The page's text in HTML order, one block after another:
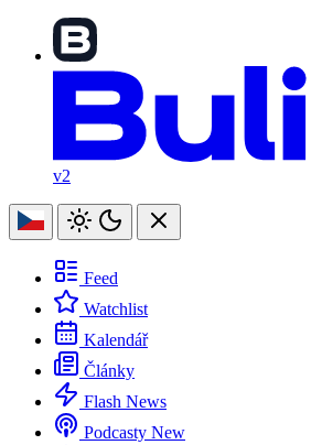
v2
Feed
Watchlist
Kalendář
Články
Flash News
Podcasty New